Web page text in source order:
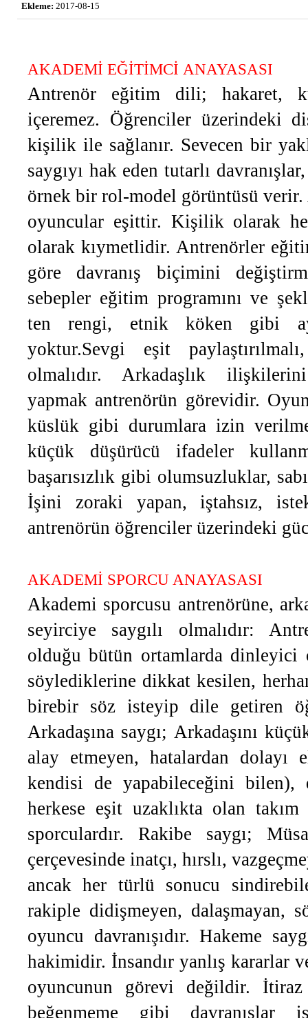
Ekleme: 2017-08-15
AKADEMİ EĞİTİMCİ ANAYASASI
Antrenör eğitim dili; hakaret,
içeremez. Öğrenciler üzerindeki
kişilik ile sağlanır. Sevecen bir
saygıyı hak eden tutarlı
örnek bir rol-model görüntüsü
oyuncular eşittir. Kişilik olarak
olarak kıymetlidir. Antrenörler
göre davranış biçimini
sebepler eğitim programını ve
ten rengi, etnik köken gibi
yoktur.Sevgi eşit
olmalıdır. Arkadaşlık
yapmak antrenörün görevidir.
küslük gibi durumlara izin
küçük düşürücü ifadeler
başarısızlık gibi olumsuzluklar,
İşini zoraki yapan, iştahsız,
antrenörün öğrenciler üzerindeki
AKADEMİ SPORCU ANAYASASI
Akademi sporcusu antrenörüne,
seyirciye saygılı olmalıdır:
olduğu bütün ortamlarda dinleyici
söylediklerine dikkat kesilen,
birebir söz isteyip dile getiren
Arkadaşına saygı; Arkadaşını
alay etmeyen, hatalardan dolayı
kendisi de yapabileceğini bilen),
herkese eşit uzaklıkta olan takım
sporculardır. Rakibe saygı;
çerçevesinde inatçı, hırslı,
ancak her türlü sonucu
rakiple didişmeyen, dalaşmayan,
oyuncu davranışıdır. Hakeme
hakimidir. İnsandır yanlış kararlar
oyuncunun görevi değildir.
beğenmeme gibi davranışlar